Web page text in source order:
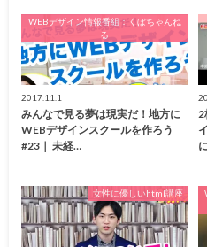
WEBデザイン情報番組：くぼちゃんね
る
2017.11.1
みんなで見る夢は現実だ！地方に
WEBデザインスクールを作ろう
#23｜ 未経…
2
女性に優しいhtml講座